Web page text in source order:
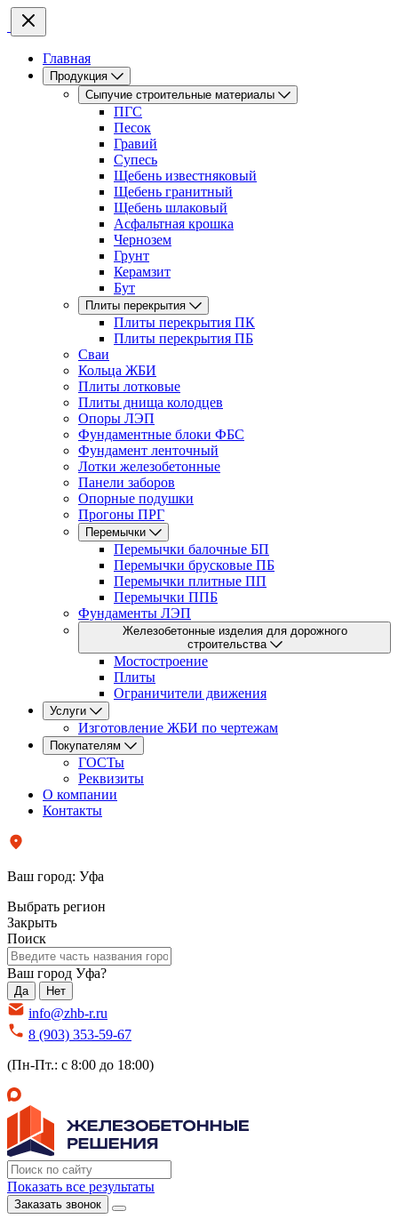
Главная
Продукция
Сыпучие строительные материалы
ПГС
Песок
Гравий
Супесь
Щебень известняковый
Щебень гранитный
Щебень шлаковый
Асфальтная крошка
Чернозем
Грунт
Керамзит
Бут
Плиты перекрытия
Плиты перекрытия ПК
Плиты перекрытия ПБ
Сваи
Кольца ЖБИ
Плиты лотковые
Плиты днища колодцев
Опоры ЛЭП
Фундаментные блоки ФБС
Фундамент ленточный
Лотки железобетонные
Панели заборов
Опорные подушки
Прогоны ПРГ
Перемычки
Перемычки балочные БП
Перемычки брусковые ПБ
Перемычки плитные ПП
Перемычки ППБ
Фундаменты ЛЭП
Железобетонные изделия для дорожного
строительства
Мостостроение
Плиты
Ограничители движения
Услуги
Изготовление ЖБИ по чертежам
Покупателям
ГОСТы
Реквизиты
О компании
Контакты
Ваш город: Уфа
Выбрать регион
Закрыть
Поиск
Ваш город Уфа?
Да Нет
info@zhb-r.ru
8 (903) 353-59-67
(Пн-Пт.: с 8:00 до 18:00)
Показать все результаты
Заказать звонок